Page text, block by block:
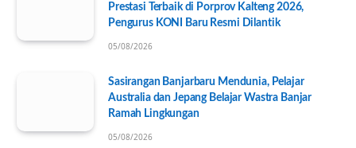
Prestasi Terbaik di Porprov Kalteng 2026,
Pengurus KONI Baru Resmi Dilantik
05/08/2026
Sasirangan Banjarbaru Mendunia, Pelajar
Australia dan Jepang Belajar Wastra Banjar
Ramah Lingkungan
05/08/2026